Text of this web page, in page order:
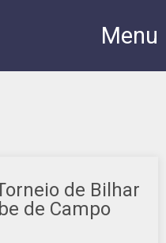
Menu
de Bilhar
de Campo